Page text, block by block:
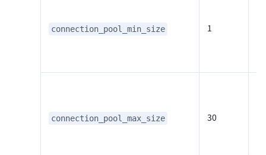
connection_pool_min_size 1
connection_pool_max_size 30